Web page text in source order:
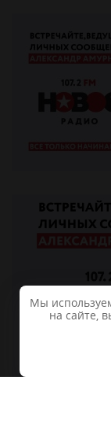
Мы
на сайте,